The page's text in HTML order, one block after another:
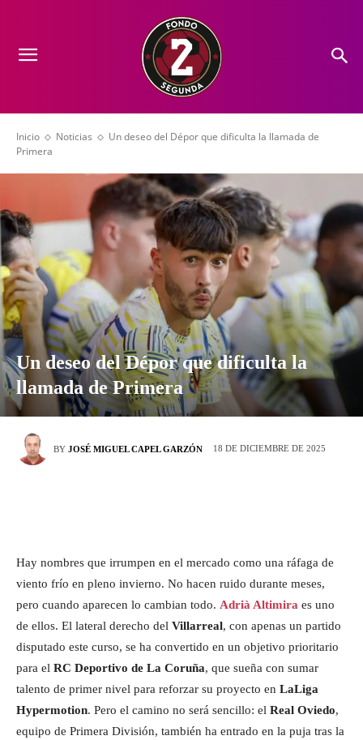
Inicio Noticias
Un deseo del Dépor que dificulta la llamada de
Primera
Un deseo del Dépor que dificulta la
llamada de Primera
BY JOSÉ MIGUEL CAPEL GARZÓN 18 DE DICIEMBRE DE 2025
Hay nombres que irrumpen en el mercado como una ráfaga de
viento frío en pleno invierno. No hacen ruido durante meses,
pero cuando aparecen lo cambian todo. Adrià Altimira es uno
de ellos. El lateral derecho del Villarreal, con apenas un partido
disputado este curso, se ha convertido en un objetivo prioritario
para el RC Deportivo de La Coruña, que sueña con sumar
talento de primer nivel para reforzar su proyecto en LaLiga
Hypermotion. Pero el camino no será sencillo: el Real Oviedo,
equipo de Primera División, también ha entrado en la puja tras la